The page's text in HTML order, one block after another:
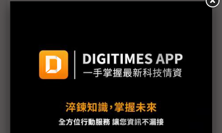
新的逆襲之路？ 業者估未來5~10年中國將竄出多家
H200效能翻6倍、價格增3成 NVIDIA「清庫存」仍
讓中國動心
豐田目標2026全球生產破千萬輛 HEV需求強勁跨越
電動車放緩影響